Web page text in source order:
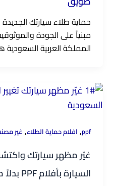
حماية طلاء سيارتك
مبنياً على الجودة
المملكة العربية السعودية
ppf
, افلام حماية الطلاء, غير
غيّر مظهر سيارتك
السيارة بأفلام PPF بدلاً من الرش التقليدي